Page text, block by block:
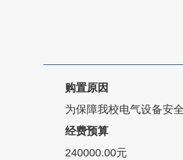
购置原因
为保障我校电气设备安
经费预算
240000.00元